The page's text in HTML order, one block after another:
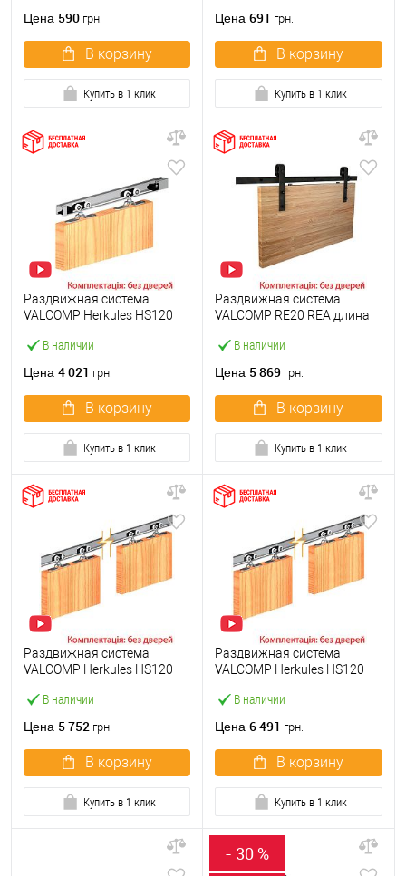
Цена 590 грн.
В корзину
Купить в 1 клик
Цена 691 грн.
В корзину
Купить в 1 клик
В наличии
Раздвижная система
VALCOMP Herkules HS120
весом до 120 кг
Цена 4 021 грн.
В корзину
Купить в 1 клик
В наличии
Раздвижная система
VALCOMP RE20 REA длина
кг
Цена 5 869 грн.
В корзину
Купить в 1 клик
В наличии
Раздвижная система
VALCOMP Herkules HS120
весом до 120 кг
Цена 5 752 грн.
В корзину
Купить в 1 клик
В наличии
Раздвижная система
VALCOMP Herkules HS120
полотна весом до 120 кг
Цена 6 491 грн.
В корзину
Купить в 1 клик
- 30 %